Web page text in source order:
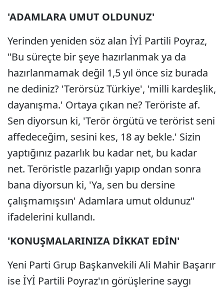
'ADAMLARA UMUT OLDUNUZ'
Yerinden yeniden söz alan İYİ Partili Poyraz,
"Bu süreçte bir şeye hazırlanmak ya da
hazırlanmamak değil 1,5 yıl önce siz burada
ne dediniz? 'Terörsüz Türkiye', 'milli kardeşlik,
dayanışma.' Ortaya çıkan ne? Teröriste af.
Sen diyorsun ki, 'Terör örgütü ve terörist seni
affedeceğim, sesini kes, 18 ay bekle.' Sizin
yaptığınız pazarlık bu kadar net, bu kadar
net. Teröristle pazarlığı yapıp ondan sonra
bana diyorsun ki, 'Ya, sen bu dersine
çalışmamışsın' Adamlara umut oldunuz"
ifadelerini kullandı.
'KONUŞMALARINIZA DİKKAT EDİN'
Yeni Parti Grup Başkanvekili Ali Mahir Başarır
ise İYİ Partili Poyraz'ın görüşlerine saygı